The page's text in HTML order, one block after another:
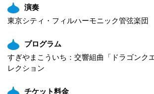
演奏
東京シティ・フィルハーモニック管弦楽団
プログラム
すぎやまこういち：交響組曲「ドラゴンク
レクション
チケット料金